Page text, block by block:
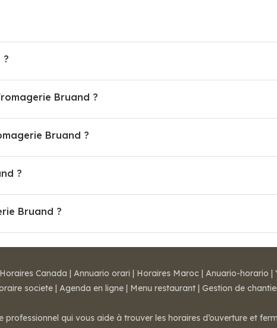
?
Bruand ?
Bruand ?
?
Bruand ?
Horaires Canada | Annuario orari | Horaires Maroc | Anuario-horario |
societe | Agenda en ligne | Menu restaurant | Gestion de
qui vous aide à trouver les horaires d’ouverture et